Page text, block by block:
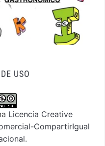
USO
Licencia Creative
CompartirIgual
.